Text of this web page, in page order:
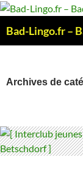
Aller
contenu
Archives de